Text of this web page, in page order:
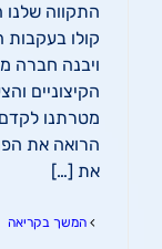
התקווה
קולו
ויבנה חברה
הקיצוניים
מטרתנו
הרואה את
את […]
המשך בקריאה